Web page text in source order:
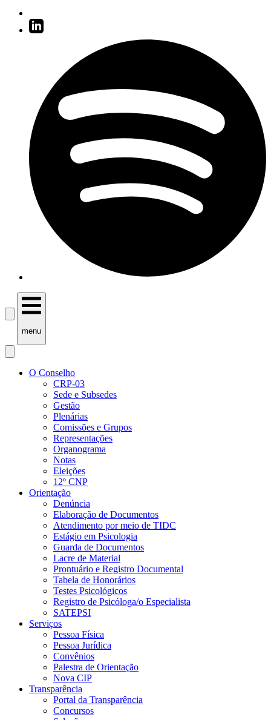
menu
O Conselho
CRP-03
Sede e Subsedes
Gestão
Plenárias
Comissões e Grupos
Representações
Organograma
Notas
Eleições
12º CNP
Orientação
Denúncia
Elaboração de Documentos
Atendimento por meio de TIDC
Estágio em Psicologia
Guarda de Documentos
Lacre de Material
Prontuário e Registro Documental
Tabela de Honorários
Testes Psicológicos
Registro de Psicóloga/o Especialista
SATEPSI
Serviços
Pessoa Física
Pessoa Jurídica
Convênios
Palestra de Orientação
Nova CIP
Transparência
Portal da Transparência
Concursos